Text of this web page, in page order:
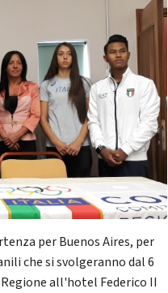
per Buenos Aires, per
che si svolgeranno dal 6
all'hotel Federico II